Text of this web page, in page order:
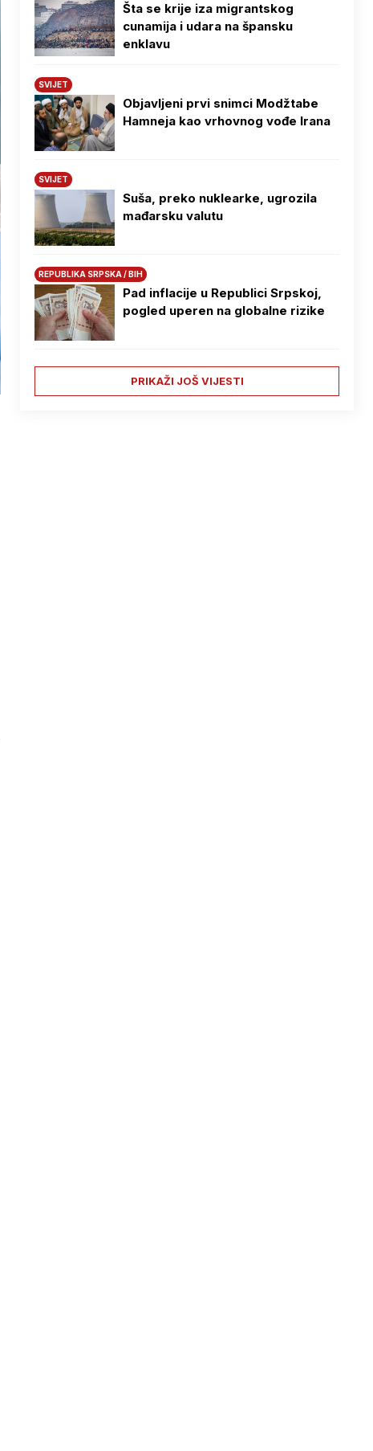
Šta se krije iza migrantskog
cunamija i udara na špansku
enklavu
SVIJET
Objavljeni prvi snimci Modžtabe
Hamneja kao vrhovnog vođe Irana
SVIJET
Suša, preko nuklearke, ugrozila
mađarsku valutu
REPUBLIKA SRPSKA / BIH
Pad inflacije u Republici Srpskoj,
pogled uperen na globalne rizike
PRIKAŽI JOŠ VIJESTI